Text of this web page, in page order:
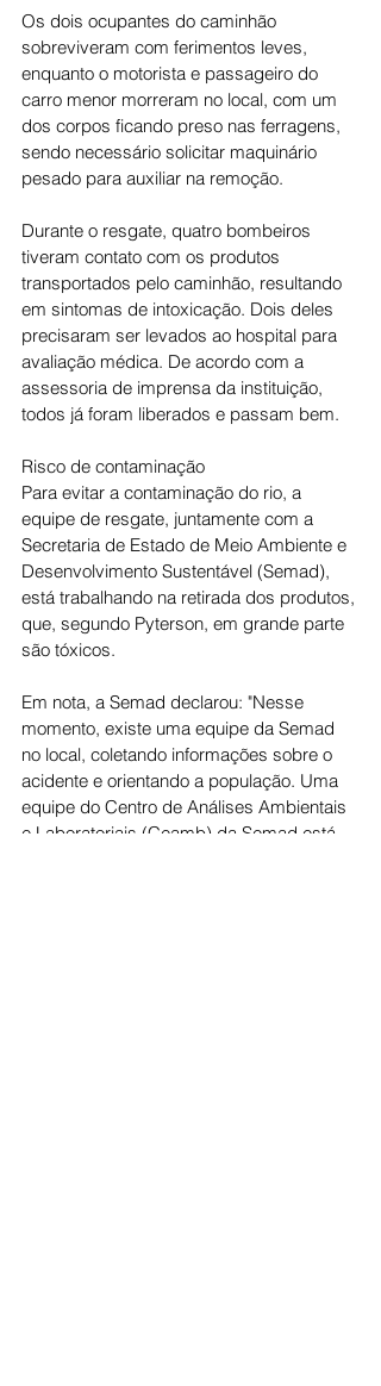
Os dois ocupantes do caminhão
sobreviveram com ferimentos leves,
enquanto o motorista e passageiro do
carro menor morreram no local, com um
dos corpos ficando preso nas ferragens,
sendo necessário solicitar maquinário
pesado para auxiliar na remoção.
Durante o resgate, quatro bombeiros
tiveram contato com os produtos
transportados pelo caminhão, resultando
em sintomas de intoxicação. Dois deles
precisaram ser levados ao hospital para
avaliação médica. De acordo com a
assessoria de imprensa da instituição,
todos já foram liberados e passam bem.
Risco de contaminação
Para evitar a contaminação do rio, a
equipe de resgate, juntamente com a
Secretaria de Estado de Meio Ambiente e
Desenvolvimento Sustentável (Semad),
está trabalhando na retirada dos produtos,
que, segundo Pyterson, em grande parte
são tóxicos.
Em nota, a Semad declarou: "Nesse
momento, existe uma equipe da Semad
no local, coletando informações sobre o
acidente e orientando a população. Uma
equipe do Centro de Análises Ambientais
e Laboratoriais (Ceamb) da Semad está